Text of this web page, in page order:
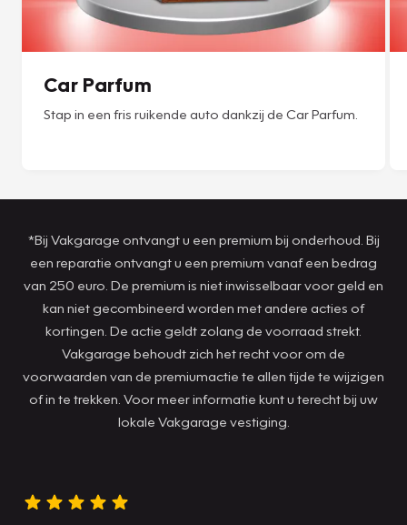
Car Parfum
Stap in een fris ruikende auto dankzij de Car Parfum.
*Bij Vakgarage ontvangt u een premium bij onderhoud. Bij
een reparatie ontvangt u een premium vanaf een bedrag
van 250 euro. De premium is niet inwisselbaar voor geld en
kan niet gecombineerd worden met andere acties of
kortingen. De actie geldt zolang de voorraad strekt.
Vakgarage behoudt zich het recht voor om de
voorwaarden van de premiumactie te allen tijde te wijzigen
of in te trekken. Voor meer informatie kunt u terecht bij uw
lokale Vakgarage vestiging.